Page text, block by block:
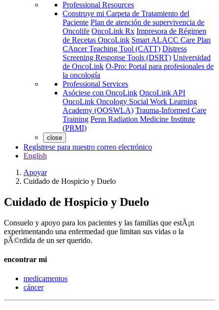
Professional Resources
Construye mi Carpeta de Tratamiento del
Paciente Plan de atención de supervivencia de
Oncolife OncoLink Rx Impresora de Régimen
de Recetas OncoLink Smart ALACC Care Plan
CAncer Teaching Tool (CATT) Distress
Screening Response Tools (DSRT) Universidad
de OncoLink O-Pro: Portal para profesionales de
la oncología
Professional Services
Asóciese con OncoLink OncoLink API
OncoLink Oncology Social Work Learning
Academy (OOSWLA) Trauma-Informed Care
Training Penn Radiation Medicine Institute
(PRMI)
close
Regístrese para nuestro correo electrónico
English
Apoyar
Cuidado de Hospicio y Duelo
Cuidado de Hospicio y Duelo
Consuelo y apoyo para los pacientes y las familias que estÃ¡n
experimentando una enfermedad que limitan sus vidas o la
pÃ©rdida de un ser querido.
encontrar mi
medicamentos
cáncer